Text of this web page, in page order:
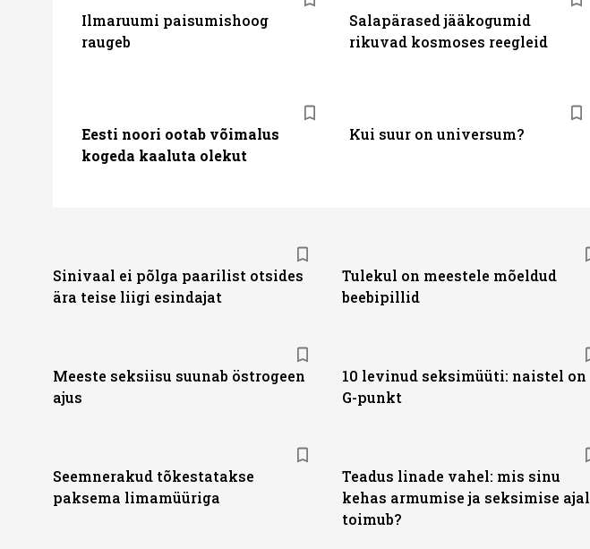
Ilmaruumi paisumishoog
raugeb
Salapärased jääkogumid
rikuvad kosmoses reegleid
Eesti noori ootab võimalus
kogeda kaaluta olekut
Kui suur on universum?
Sinivaal ei põlga paarilist otsides
ära teise liigi esindajat
Tulekul on meestele mõeldud
beebipillid
Meeste seksiisu suunab östrogeen
ajus
10 levinud seksimüüti: naistel on
G-punkt
Seemnerakud tõkestatakse
paksema limamüüriga
Teadus linade vahel: mis sinu
kehas armumise ja seksimise ajal
toimub?